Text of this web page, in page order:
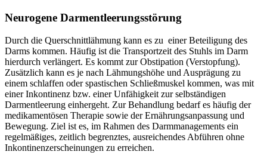
Neurogene Darmentleerungsstörung
Durch die Querschnittlähmung kann es zu einer Beteiligung des
Darms kommen. Häufig ist die Transportzeit des Stuhls im Darm
hierdurch verlängert. Es kommt zur Obstipation (Verstopfung).
Zusätzlich kann es je nach Lähmungshöhe und Ausprägung zu
einem schlaffen oder spastischen Schließmuskel kommen, was mit
einer Inkontinenz bzw. einer Unfähigkeit zur selbständigen
Darmentleerung einhergeht. Zur Behandlung bedarf es häufig der
medikamentösen Therapie sowie der Ernährungsanpassung und
Bewegung. Ziel ist es, im Rahmen des Darmmanagements ein
regelmäßiges, zeitlich begrenztes, ausreichendes Abführen ohne
Inkontinenzerscheinungen zu erreichen.